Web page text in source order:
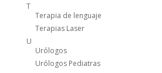
T
Terapia de lenguaje
Terapias Laser
U
Urólogos
Urólogos Pediatras